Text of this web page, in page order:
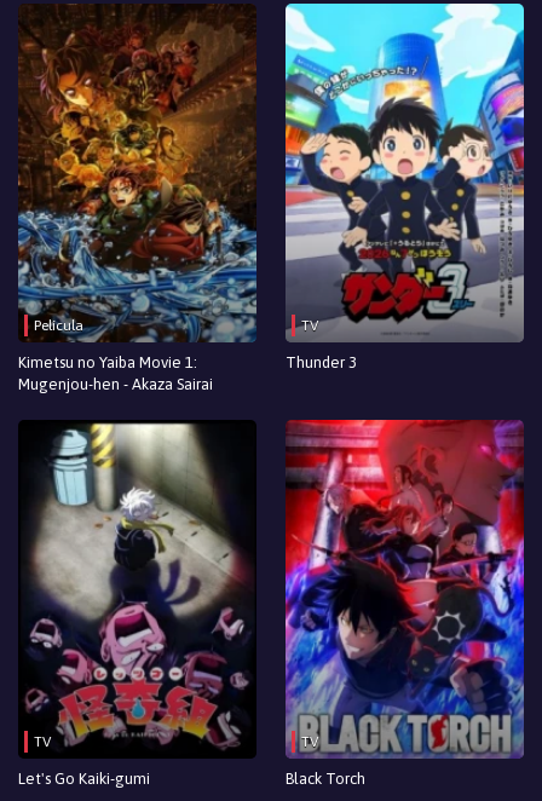
Película
Kimetsu no Yaiba Movie 1:
Mugenjou-hen - Akaza Sairai
TV
Thunder 3
TV
Let's Go Kaiki-gumi
TV
Black Torch